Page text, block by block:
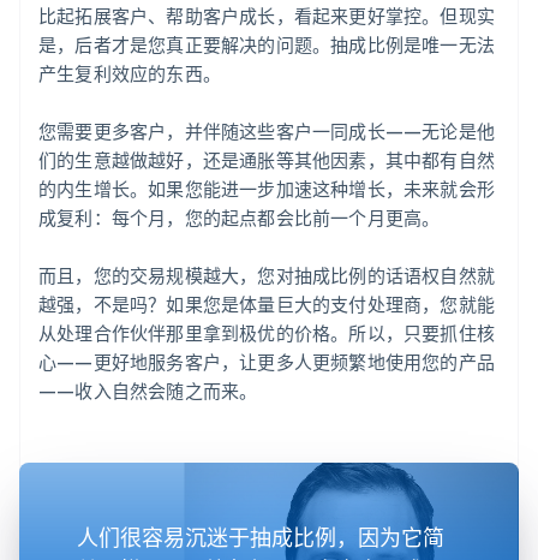
比起拓展客户、帮助客户成长，看起来更好掌控。但现实
是，后者才是您真正要解决的问题。抽成比例是唯一无法
产生复利效应的东西。
您需要更多客户，并伴随这些客户一同成长——无论是他
们的生意越做越好，还是通胀等其他因素，其中都有自然
的内生增长。如果您能进一步加速这种增长，未来就会形
成复利：每个月，您的起点都会比前一个月更高。
而且，您的交易规模越大，您对抽成比例的话语权自然就
越强，不是吗？如果您是体量巨大的支付处理商，您就能
从处理合作伙伴那里拿到极优的价格。所以，只要抓住核
心——更好地服务客户，让更多人更频繁地使用您的产品
——收入自然会随之而来。
人们很容易沉迷于抽成比例，因为它简